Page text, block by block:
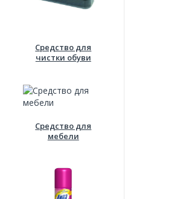
Средство для
чистки обуви
Средство для
мебели